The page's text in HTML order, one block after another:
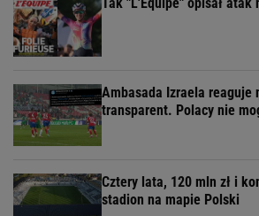
Tak "L'Equipe" opisał atak
Ambasada Izraela reaguje
transparent. Polacy nie
Cztery lata, 120 mln zł i
stadion na mapie Polski